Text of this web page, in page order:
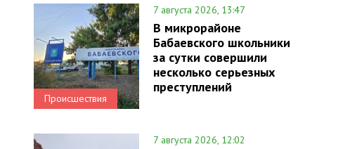
Происшествия
7 августа 2026, 13:47
В микрорайоне
Бабаевского школьники
за сутки совершили
несколько серьезных
преступлений
7 августа 2026, 12:02